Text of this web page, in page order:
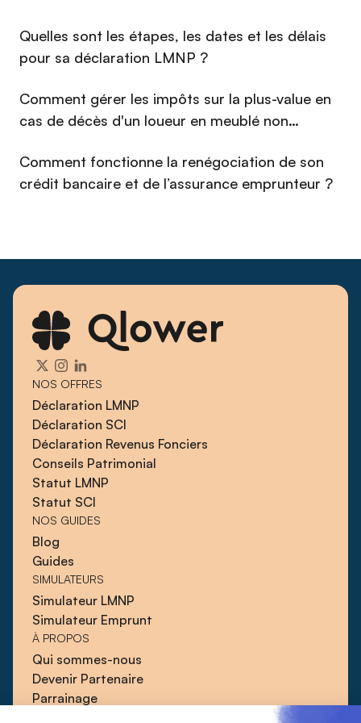
positionne aujourd'hui comme l'acteur de référence de la
fiscalité immobilière. Investisseur immobilier lui-même et
passionné de courses de voitures anciennes, Christophe
une obligation administrative en avantage concret pour
l'investisseur.
⁠Quelles sont les étapes, les dates et les délais
pour sa déclaration LMNP ?
Comment gérer les impôts sur la plus-value en
cas de décès d'un loueur en meublé non
Comment fonctionne la renégociation de son
crédit bancaire et de l’assurance emprunteur ?
NOS OFFRES
Déclaration LMNP
Déclaration SCI
Déclaration Revenus Fonciers
Conseils Patrimonial
Statut LMNP
Statut SCI
NOS GUIDES
Blog
Guides
SIMULATEURS
Simulateur LMNP
Simulateur Emprunt
À PROPOS
Qui sommes-nous
Devenir Partenaire
Parrainage